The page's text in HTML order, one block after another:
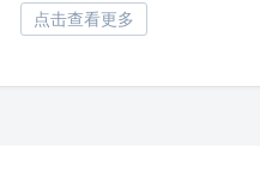
点击查看更多